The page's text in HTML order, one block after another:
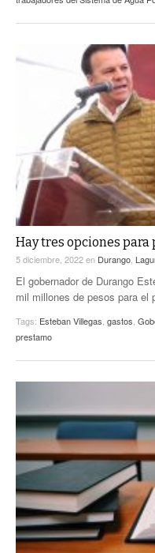
Hay tres opciones
5 diciembre, 2022en Durango,
El gobernador de Durango
mil millones de pesos para el
Tags: Esteban Villegas, gastos,
prestamo